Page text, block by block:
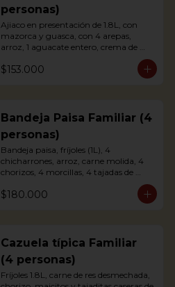
personas)
Ajiaco en presentación de 1.8L, con
mazorca y guasca, con 4 arepas,
arroz, 1 aguacate entero, crema de
*La presentación de la foto es
$153.000
Bandeja Paisa Familiar (4
personas)
Bandeja paisa, fríjoles (1L), 4
chicharrones, arroz, carne molida, 4
chorizos, 4 morcillas, 4 tajadas de
maduro, 4 huevos fritos, 1 aguacate y
4 arepas.
$180.000
Cazuela típica Familiar
(4 personas)
Fríjoles 1.8L, carne de res desmechada,